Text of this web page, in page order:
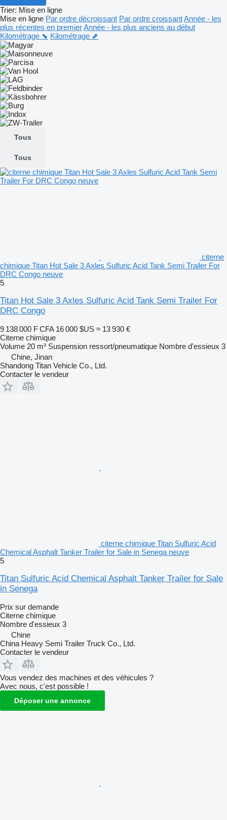
Trier: Mise en ligne
Mise en ligne Par ordre décroissant Par ordre croissantAnnée - les
plus récentes en premierAnnée - les plus anciens au début
Kilométrage ⬊ Kilométrage ⬈
Tous
Tous
citerne
chimique Titan Hot Sale 3 Axles Sulfuric Acid Tank Semi Trailer For
DRC Congo neuve
5
Titan Hot Sale 3 Axles Sulfuric Acid Tank Semi Trailer For
DRC Congo
9 138 000 F CFA 16 000 $US ≈ 13 930 €
Citerne chimique
Volume 20 m³ Suspension ressort/pneumatique Nombre d'essieux 3
Chine, Jinan
Shandong Titan Vehicle Co., Ltd.
Contacter le vendeur
citerne chimique Titan Sulfuric Acid
Chemical Asphalt Tanker Trailer for Sale in Senega neuve
5
Titan Sulfuric Acid Chemical Asphalt Tanker Trailer for Sale
in Senega
Prix sur demande
Citerne chimique
Nombre d'essieux 3
Chine
China Heavy Semi Trailer Truck Co., Ltd.
Contacter le vendeur
Vous vendez des machines et des véhicules ?
Avec nous, c'est possible !
Déposer une annonce